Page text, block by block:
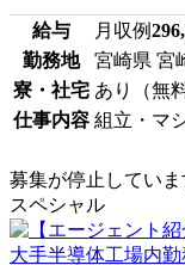
給与 月収例
勤務地
宮崎県 宮
寮・社宅 あり（無料
仕事内容 組立・マ
募集が停止していま
スペシャル